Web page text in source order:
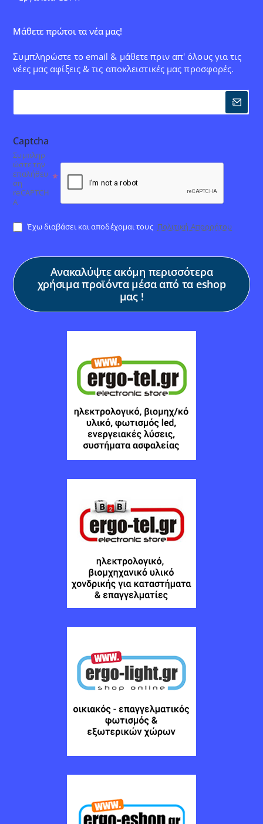
Μάθετε πρώτοι τα νέα μας!
Συμπληρώστε το email & μάθετε πριν απ' όλους για τις
νέες μας αφίξεις & τις αποκλειστικές μας προσφορές.
Captcha
Συμπληρ
ώστε την
επαλήθευ
ση
reCAPTCH
A
Έχω διαβάσει και αποδέχομαι τους Πολιτική Απορρήτου
Ανακαλύψτε ακόμη περισσότερα
χρήσιμα προϊόντα μέσα από τα eshop
μας !